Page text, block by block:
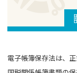
電子帳簿保存法は、